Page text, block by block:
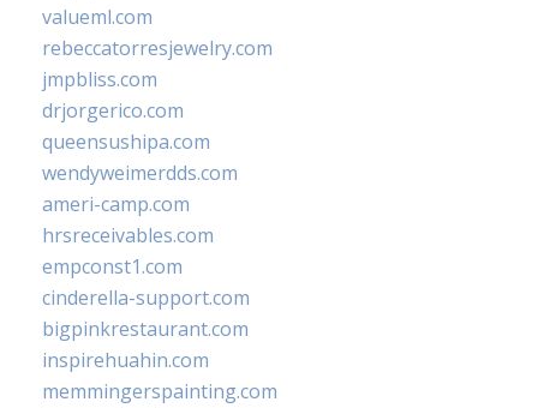
valueml.com
rebeccatorresjewelry.com
jmpbliss.com
drjorgerico.com
queensushipa.com
wendyweimerdds.com
ameri-camp.com
hrsreceivables.com
empconst1.com
cinderella-support.com
bigpinkrestaurant.com
inspirehuahin.com
memmingerspainting.com